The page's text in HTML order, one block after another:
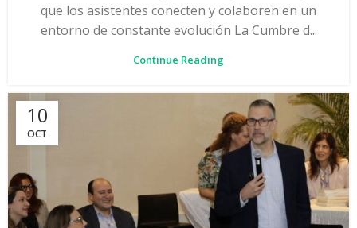
que los asistentes conecten y colaboren en un
entorno de constante evolución La Cumbre d...
Continue Reading
10
OCT